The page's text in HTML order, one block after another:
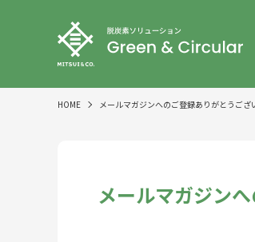
HOME メールマガジンへのご登録ありがとうござ
メールマガジン